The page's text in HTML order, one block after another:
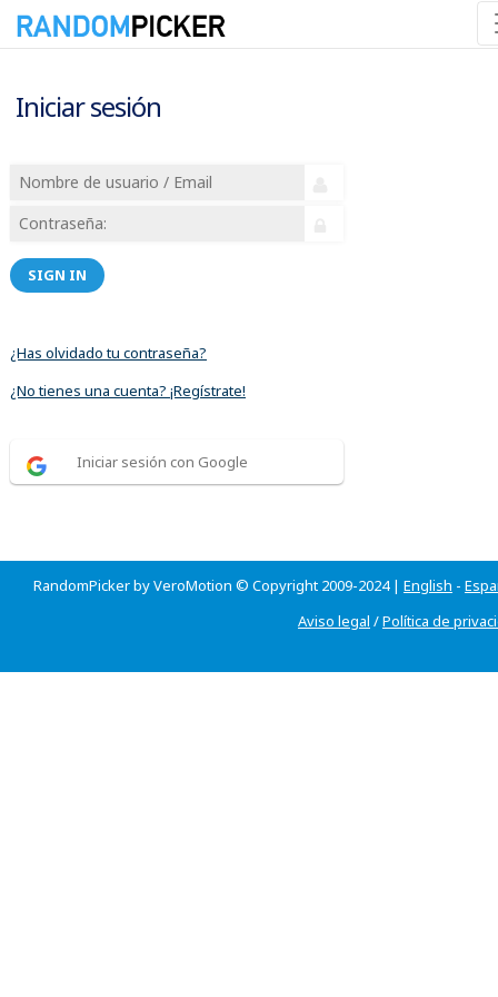
Iniciar sesión
SIGN IN
¿Has olvidado tu contraseña?
¿No tienes una cuenta? ¡Regístrate!
Iniciar sesión con Google
RandomPicker by VeroMotion © Copyright 2009-2024 | English -
Aviso legal /Política de